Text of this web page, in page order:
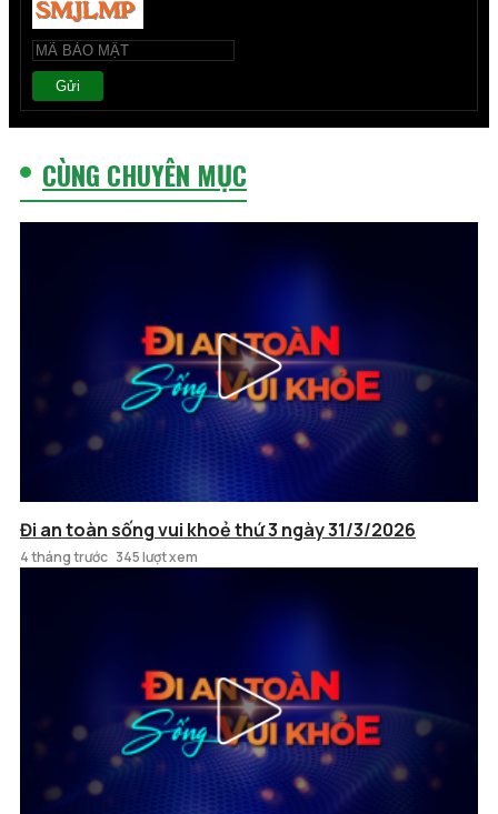
Gửi
CÙNG CHUYÊN MỤC
Đi an toàn sống vui khoẻ thứ 3 ngày 31/3/2026
4 tháng trước 345 lượt xem